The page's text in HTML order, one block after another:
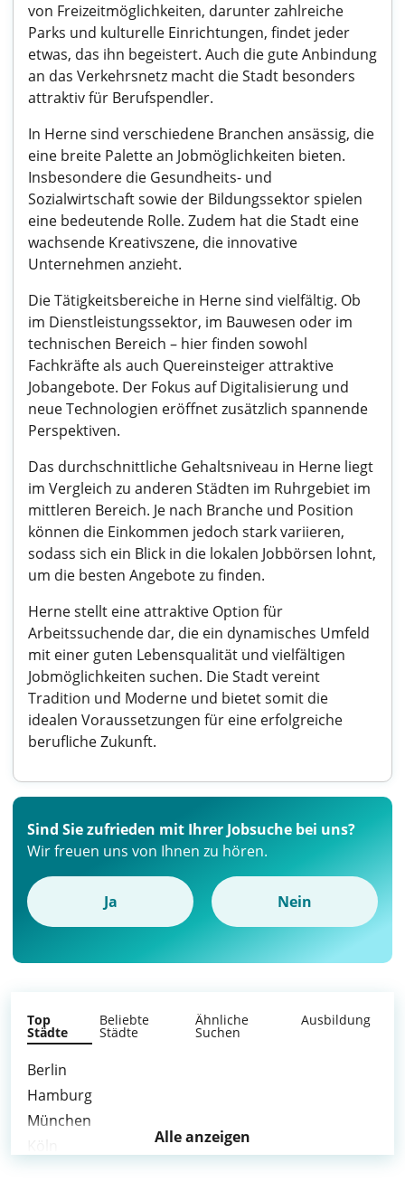
von Freizeitmöglichkeiten, darunter zahlreiche
Parks und kulturelle Einrichtungen, findet jeder
etwas, das ihn begeistert. Auch die gute Anbindung
an das Verkehrsnetz macht die Stadt besonders
attraktiv für Berufspendler.
In Herne sind verschiedene Branchen ansässig, die
eine breite Palette an Jobmöglichkeiten bieten.
Insbesondere die Gesundheits- und
Sozialwirtschaft sowie der Bildungssektor spielen
eine bedeutende Rolle. Zudem hat die Stadt eine
wachsende Kreativszene, die innovative
Unternehmen anzieht.
Die Tätigkeitsbereiche in Herne sind vielfältig. Ob
im Dienstleistungssektor, im Bauwesen oder im
technischen Bereich – hier finden sowohl
Fachkräfte als auch Quereinsteiger attraktive
Jobangebote. Der Fokus auf Digitalisierung und
neue Technologien eröffnet zusätzlich spannende
Perspektiven.
Das durchschnittliche Gehaltsniveau in Herne liegt
im Vergleich zu anderen Städten im Ruhrgebiet im
mittleren Bereich. Je nach Branche und Position
können die Einkommen jedoch stark variieren,
sodass sich ein Blick in die lokalen Jobbörsen lohnt,
um die besten Angebote zu finden.
Herne stellt eine attraktive Option für
Arbeitssuchende dar, die ein dynamisches Umfeld
mit einer guten Lebensqualität und vielfältigen
Jobmöglichkeiten suchen. Die Stadt vereint
Tradition und Moderne und bietet somit die
idealen Voraussetzungen für eine erfolgreiche
berufliche Zukunft.
Sind Sie zufrieden mit Ihrer Jobsuche bei uns?
Wir freuen uns von Ihnen zu hören.
Ja Nein
Top
Städte
Beliebte
Städte
Ähnliche
Suchen
Ausbildung
Berlin
Hamburg
München
Alle anzeigen